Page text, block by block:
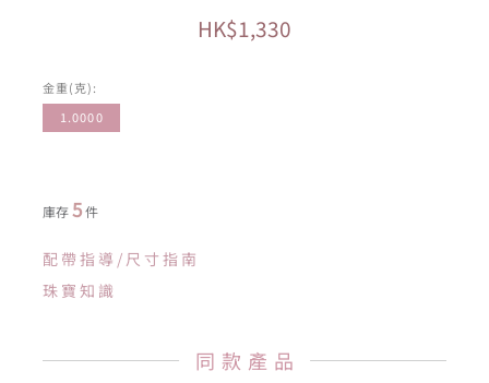
HK$1,330
金重(克):
1.0000
庫存5件
配帶指導/尺寸指南
珠寶知識
同款產品